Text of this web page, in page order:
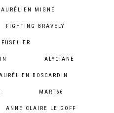
AURÉLIEN MIGNÉ
FIGHTING BRAVELY
ALYCIANE
BOSCARDIN
MART66
ANNE CLAIRE LE GOFF